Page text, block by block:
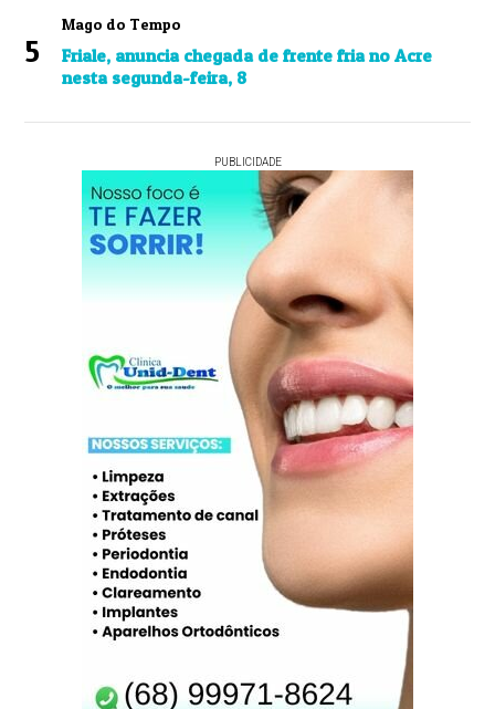
5
Mago do Tempo
Friale, anuncia chegada de frente fria no Acre
nesta segunda-feira, 8
PUBLICIDADE